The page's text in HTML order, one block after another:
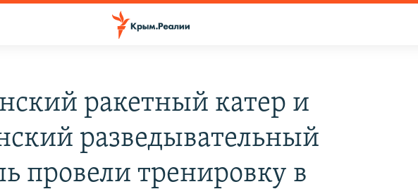
ракетный катер и
разведывательный
провели тренировку в